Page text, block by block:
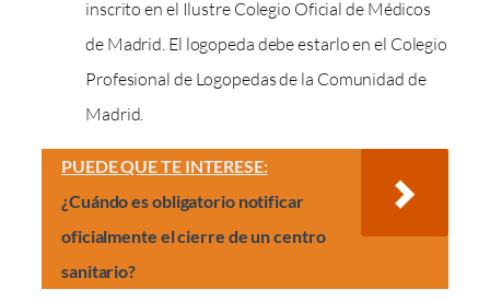
inscrito en el Ilustre Colegio Oficial de Médicos
de Madrid. El logopeda debe estarlo en el Colegio
Profesional de Logopedas de la Comunidad de
Madrid.
PUEDE QUE TE INTERESE:
¿Cuándo es obligatorio notificar
oficialmente el cierre de un centro
sanitario?